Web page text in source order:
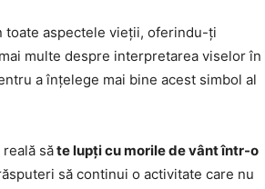
toate aspectele vieții, oferindu-ți
multe despre interpretarea viselor în
a înțelege mai bine acest simbol al
săte lupți cu morile de vânt într-o
să continui o activitate care nu